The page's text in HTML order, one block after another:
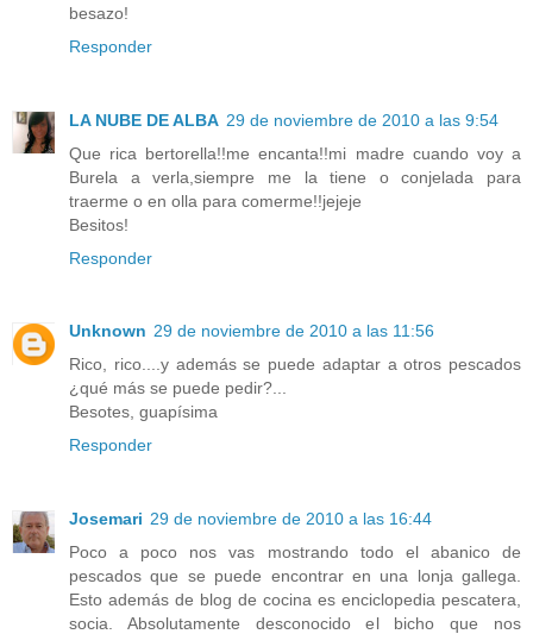
besazo!
Responder
LA NUBE DE ALBA 29 de noviembre de 2010 a las 9:54
Que rica bertorella!!me encanta!!mi madre cuando voy a
Burela a verla,siempre me la tiene o conjelada para
traerme o en olla para comerme!!jejeje
Besitos!
Responder
Unknown 29 de noviembre de 2010 a las 11:56
Rico, rico....y además se puede adaptar a otros pescados
¿qué más se puede pedir?...
Besotes, guapísima
Responder
Josemari 29 de noviembre de 2010 a las 16:44
Poco a poco nos vas mostrando todo el abanico de
pescados que se puede encontrar en una lonja gallega.
Esto además de blog de cocina es enciclopedia pescatera,
socia. Absolutamente desconocido el bicho que nos